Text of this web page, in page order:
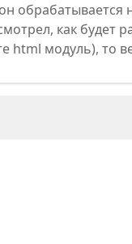
он
как будет
html модуль), то